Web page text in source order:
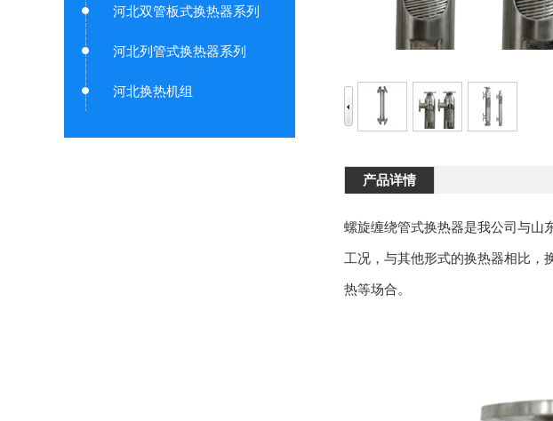
河北双管板式换热器系列
河北列管式换热器系列
河北换热机组
产品详情
螺旋缠绕管式换热器是我公司与山
工况，与其他形式的换热器相比，
热等场合。